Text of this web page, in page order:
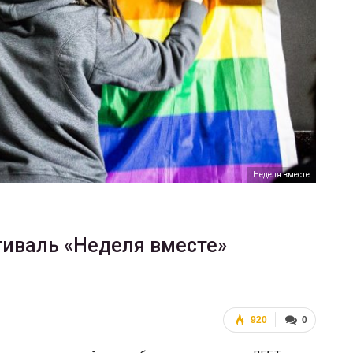
Неделя вместе
«Неделя вместе»
0
920
ФОТО
Марш равенства в Киеве, 2017
ГЕЙ-АЛЬЯНС УКРАИНА Июн 20, 2017